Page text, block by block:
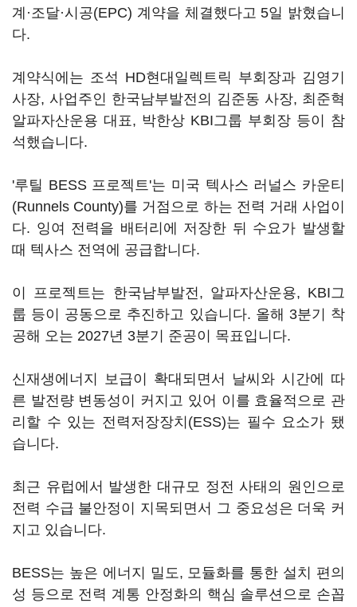
계·조달·시공(EPC) 계약을 체결했다고 5일 밝혔습니
다.
계약식에는 조석 HD현대일렉트릭 부회장과 김영기
사장, 사업주인 한국남부발전의 김준동 사장, 최준혁
알파자산운용 대표, 박한상 KBI그룹 부회장 등이 참
석했습니다.
'루틸 BESS 프로젝트'는 미국 텍사스 러널스 카운티
(Runnels County)를 거점으로 하는 전력 거래 사업이
다. 잉여 전력을 배터리에 저장한 뒤 수요가 발생할
때 텍사스 전역에 공급합니다.
이 프로젝트는 한국남부발전, 알파자산운용, KBI그
룹 등이 공동으로 추진하고 있습니다. 올해 3분기 착
공해 오는 2027년 3분기 준공이 목표입니다.
신재생에너지 보급이 확대되면서 날씨와 시간에 따
른 발전량 변동성이 커지고 있어 이를 효율적으로 관
리할 수 있는 전력저장장치(ESS)는 필수 요소가 됐
습니다.
최근 유럽에서 발생한 대규모 정전 사태의 원인으로
전력 수급 불안정이 지목되면서 그 중요성은 더욱 커
지고 있습니다.
BESS는 높은 에너지 밀도, 모듈화를 통한 설치 편의
성 등으로 전력 계통 안정화의 핵심 솔루션으로 손꼽